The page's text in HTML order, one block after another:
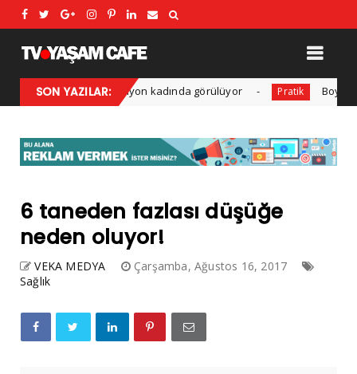
SON YAZILAR:
Her yıl 1,4 milyon kadında görülüyor Pratik Boy
6 taneden fazlası düşüğe
neden oluyor!
VEKA MEDYA
Çarşamba, Ağustos 16, 2017
Sağlık